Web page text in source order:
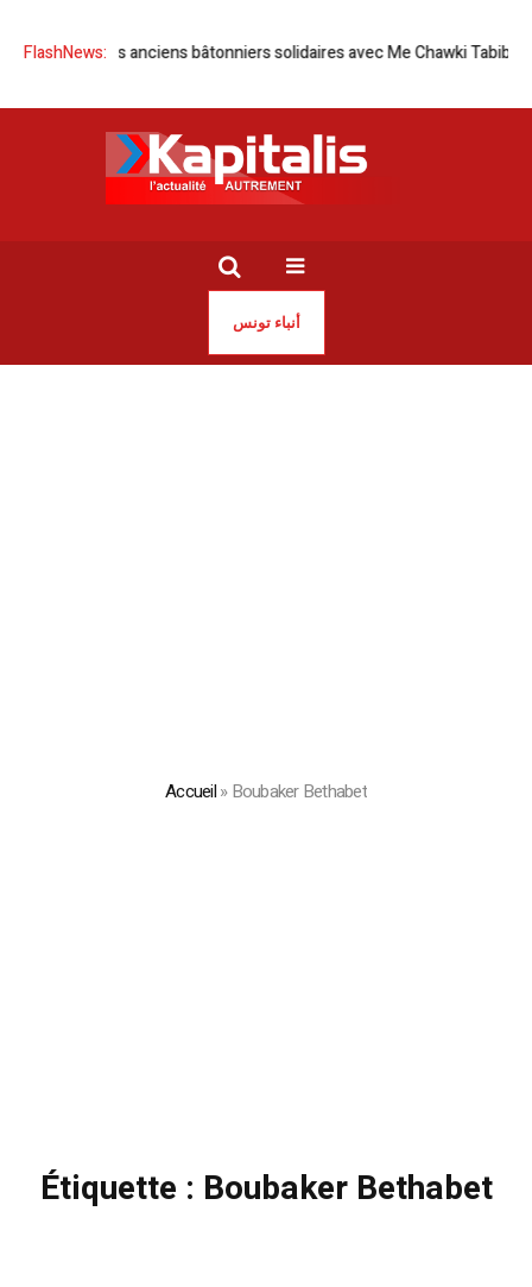
FlashNews:
| Les anciens bâtonniers solidaires avec Me Chawki Tabib
أنباء تونس
Accueil»Boubaker Bethabet
Étiquette : Boubaker Bethabet